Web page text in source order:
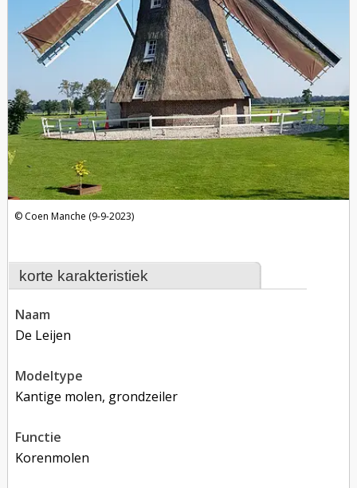
korte karakteristiek
naam
De Leijen
modeltype
Kantige molen, grondzeiler
functie
korenmolen
Coen Manche (9-9-2023)